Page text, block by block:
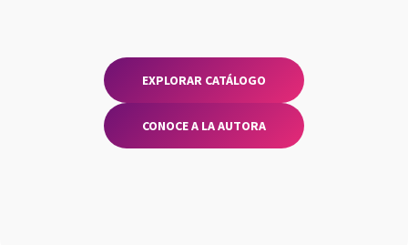
EXPLORAR CATÁLOGO
CONOCE A LA AUTORA